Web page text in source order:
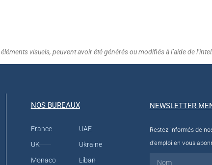
visuels, peuvent avoir été générés ou modifiés à l’aide de
NOS BUREAUX
France
UK
Monaco
UAE
Ukraine
Liban
NEWSLETTER
Restez informés de
d’emploi en vous